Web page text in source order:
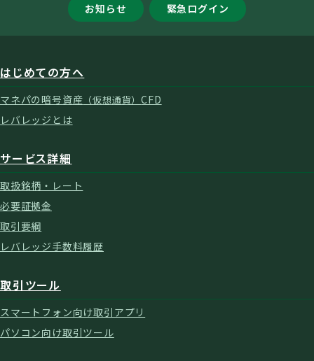
お知らせ 緊急ログイン
はじめての方へ
マネパの暗号資産 （仮想通貨）CFD
レバレッジとは
サービス詳細
取扱銘柄・レート
必要証拠金
取引要綱
レバレッジ手数料履歴
取引ツール
スマートフォン向け取引アプリ
パソコン向け取引ツール